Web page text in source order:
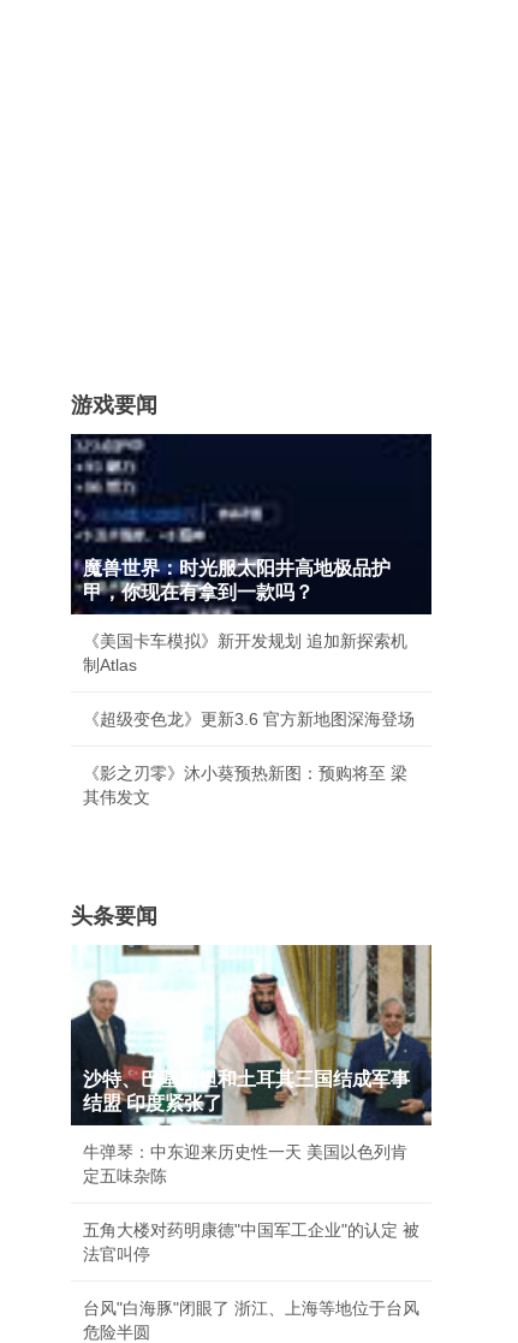
游戏要闻
魔兽世界：时光服太阳井高地极品护
甲，你现在有拿到一款吗？
《美国卡车模拟》新开发规划 追加新探索机
制Atlas
《超级变色龙》更新3.6 官方新地图深海登场
《影之刃零》沐小葵预热新图：预购将至 梁
其伟发文
头条要闻
沙特、巴基斯坦和土耳其三国结成军事
结盟 印度紧张了
牛弹琴：中东迎来历史性一天 美国以色列肯
定五味杂陈
五角大楼对药明康德"中国军工企业"的认定 被
法官叫停
台风"白海豚"闭眼了 浙江、上海等地位于台风
危险半圆